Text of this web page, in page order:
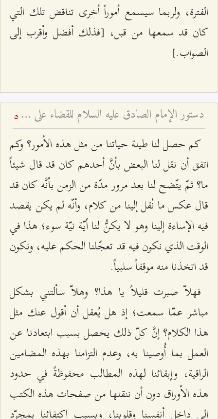
الفترة، ولربما سيسمع أموراً أخرى تناقض تلك التي
كان قد سمعها من قبل، [فذلك أفضل وأقرب إلى
الصواب.]
دستور الإمام الصادق عليه السلام للقضاء على الفرعونية 5
كم حصل لنا طيلة حياتنا من مثل هذه الأمور؟ وكم
اتفق أن نقل لنا البعض بأنَّ أحدهم كان قد قال شيئاً
ما؟ ثمّ يتّضح لنا بعد مرور مدّة من الزمن بأنَّه كان قد
قال عكس ما نُقل إلينا من كلام، وأنّه لم يكن يقصد
فيه الإساءة إلينا وهو لا يكنُّ لنا أيّة نيّة سوء؛ هذا في
الوقت الذي نكون فيه قد تعجّلنا الحكم عليه، ونكون
قد اتخذنا منه موقفاً سلبياً.
فهلاّ صبرت قليلاً يا هذا؟ وهلاّ سألتني بشكل
مباشر عمّا سمعت؛ إذ هل يُعقل أن أقول عنك مثل
هذا الكلام؟ إنَّ كلّ ذلك يحصل بسبب ابتعادنا عن
العمل بما أُوصينا به، وعدم التزامنا بهذه المضامين
الراقية، وإبقائنا لهذه المطالب محفوظةً في حدود
هذه الأوراق دون أن ننقلها من صفحات هذه الكتب
إلى داخل أنفسنا وقلوبنا، وبسبب اكتفائنا بمجرّد